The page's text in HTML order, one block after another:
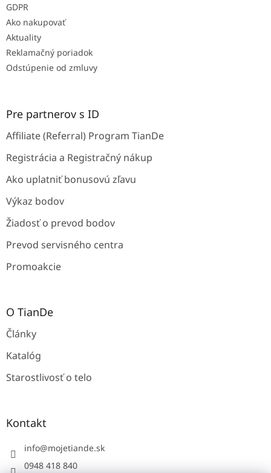
GDPR
Ako nakupovať
Aktuality
Reklamačný poriadok
Odstúpenie od zmluvy
Pre partnerov s ID
Affiliate (Referral) Program TianDe
Registrácia a Registračný nákup
Ako uplatniť bonusovú zľavu
Výkaz bodov
Žiadosť o prevod bodov
Prevod servisného centra
Promoakcie
O TianDe
Články
Katalóg
Starostlivosť o telo
Kontakt
info@mojetiande.sk
0948 418 840